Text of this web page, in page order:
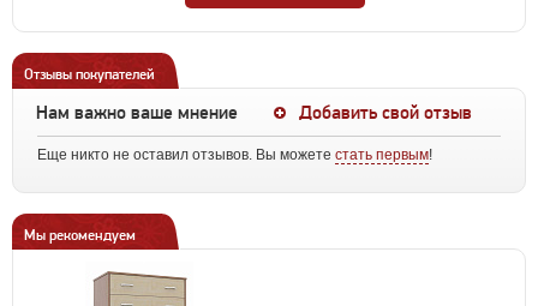
Отзывы покупателей
Нам важно ваше мнение Добавить свой отзыв
Еще никто не оставил отзывов. Вы можете стать первым!
Мы рекомендуем